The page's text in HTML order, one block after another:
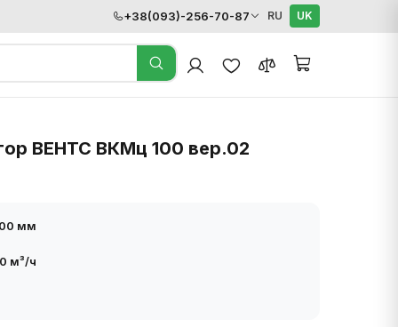
+38(093)-256-70-87 RU UK
ВЕНТС ВКМц 100 вер.02
мм
м³/ч